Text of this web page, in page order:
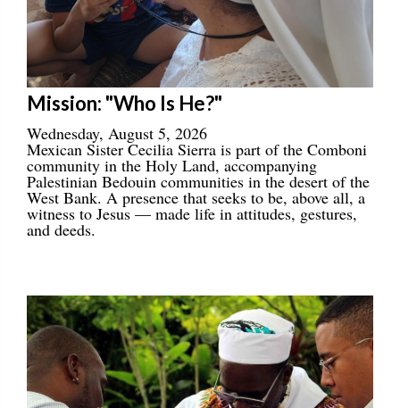
Mission: "Who Is He?"
Wednesday, August 5, 2026
Mexican Sister Cecilia Sierra is part of the Comboni
community in the Holy Land, accompanying
Palestinian Bedouin communities in the desert of the
West Bank. A presence that seeks to be, above all, a
witness to Jesus — made life in attitudes, gestures,
and deeds.